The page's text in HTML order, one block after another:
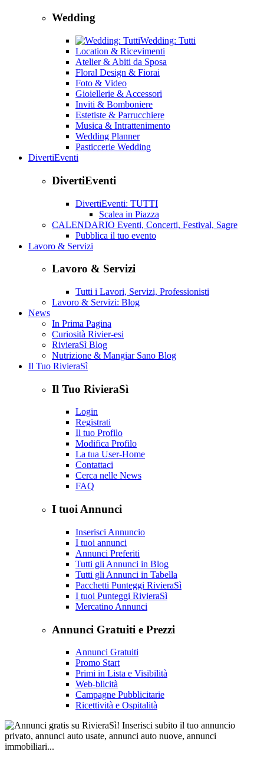
Wedding
Wedding: Tutti
Location & Ricevimenti
Atelier & Abiti da Sposa
Floral Design & Fiorai
Foto & Video
Gioiellerie & Accessori
Inviti & Bomboniere
Estetiste & Parrucchiere
Musica & Intrattenimento
Wedding Planner
Pasticcerie Wedding
DivertiEventi
DivertiEventi
DivertiEventi: TUTTI
Scalea in Piazza
CALENDARIO Eventi, Concerti, Festival, Sagre
Pubblica il tuo evento
Lavoro & Servizi
Lavoro & Servizi
Tutti i Lavori, Servizi, Professionisti
Lavoro & Servizi: Blog
News
In Prima Pagina
Curiosità Rivier-esi
RivieraSì Blog
Nutrizione & Mangiar Sano Blog
Il Tuo RivieraSì
Il Tuo RivieraSì
Login
Registrati
Il tuo Profilo
Modifica Profilo
La tua User-Home
Contattaci
Cerca nelle News
FAQ
I tuoi Annunci
Inserisci Annuncio
I tuoi annunci
Annunci Preferiti
Tutti gli Annunci in Blog
Tutti gli Annunci in Tabella
Pacchetti Punteggi RivieraSì
I tuoi Punteggi RivieraSì
Mercatino Annunci
Annunci Gratuiti e Prezzi
Annunci Gratuiti
Promo Start
Primi in Lista e Visibilità
Web-blicità
Campagne Pubblicitarie
Ricettività e Ospitalità